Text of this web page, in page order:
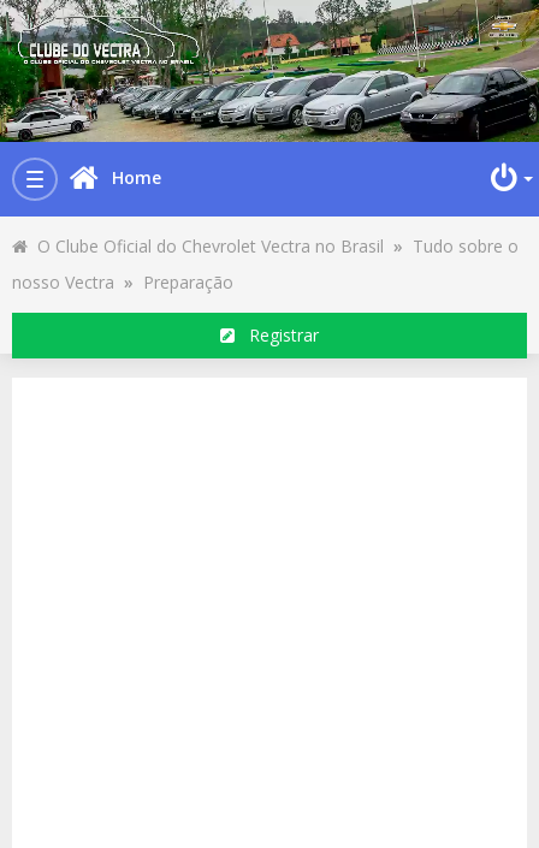
Toggle
navigation
Home
O Clube Oficial do Chevrolet Vectra no Brasil » Tudo sobre o
nosso Vectra » Preparação
Registrar